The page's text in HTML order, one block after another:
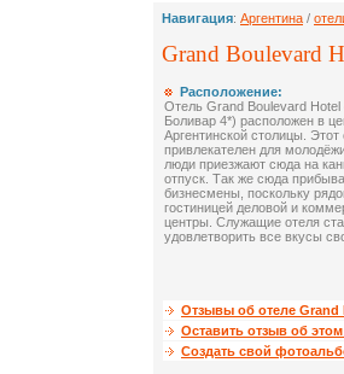
Навигация: Аргентина /
Grand Boulevard
Расположение:
Отель Grand Boulevard Hotel
Боливар 4*) расположен в
Аргентинской столицы. Этот
привлекателен для
люди приезжают сюда на
отпуск. Так же сюда
бизнесмены, поскольку
гостиницей деловой и
центры. Служащие отеля
удовлетворить все вкусы
Отзывы об отеле Grand
Оставить отзыв об этом
Создать свой